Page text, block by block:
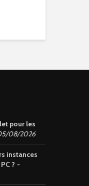
pour les
08/2026
instances
?